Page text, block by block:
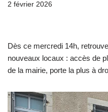
2 février 2026
Dès ce mercredi 14h,
nouveaux locaux : accès de
de la mairie, porte la plus à